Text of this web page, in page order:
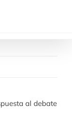
al debate